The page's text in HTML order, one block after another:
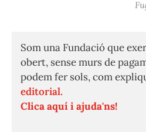
Som una Fundació que
obert, sense murs de
podem fer sols, com
editorial.
Clica aquí i ajuda'ns!